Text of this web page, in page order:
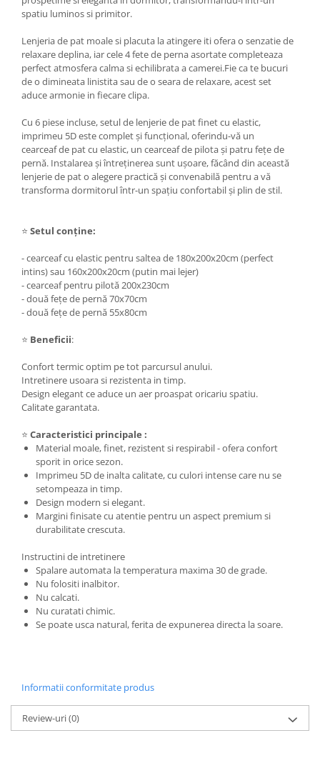
spatiu luminos si primitor.
Lenjeria de pat moale si placuta la atingere iti ofera o senzatie de
relaxare deplina, iar cele 4 fete de perna asortate completeaza
perfect atmosfera calma si echilibrata a camerei.Fie ca te bucuri
de o dimineata linistita sau de o seara de relaxare, acest set
aduce armonie in fiecare clipa.
Cu 6 piese incluse, setul de lenjerie de pat finet cu elastic,
imprimeu 5D este complet și funcțional, oferindu-vă un
cearceaf de pat cu elastic, un cearceaf de pilota și patru fețe de
pernă. Instalarea și întreținerea sunt ușoare, făcând din această
lenjerie de pat o alegere practică și convenabilă pentru a vă
transforma dormitorul într-un spațiu confortabil și plin de stil.
⭐ Setul conține:
- cearceaf cu elastic pentru saltea de 180x200x20cm (perfect
intins) sau 160x200x20cm (putin mai lejer)
- cearceaf pentru pilotă 200x230cm
- două fețe de pernă 70x70cm
- două fețe de pernă 55x80cm
⭐ Beneficii:
Confort termic optim pe tot parcursul anului.
Intretinere usoara si rezistenta in timp.
Design elegant ce aduce un aer proaspat oricariu spatiu.
Calitate garantata.
⭐ Caracteristici principale :
Material moale, finet, rezistent si respirabil - ofera confort
sporit in orice sezon.
Imprimeu 5D de inalta calitate, cu culori intense care nu se
setompeaza in timp.
Design modern si elegant.
Margini finisate cu atentie pentru un aspect premium si
durabilitate crescuta.
Instructini de intretinere
Spalare automata la temperatura maxima 30 de grade.
Nu folositi inalbitor.
Nu calcati.
Nu curatati chimic.
Se poate usca natural, ferita de expunerea directa la soare.
Informatii conformitate produs
Review-uri(0)